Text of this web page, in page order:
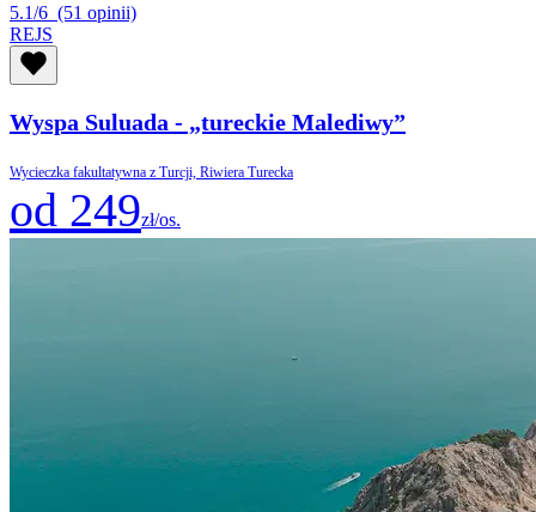
5.1/6 (51 opinii)
REJS
Wyspa Suluada - „tureckie Malediwy”
Wycieczka fakultatywna z Turcji, Riwiera Turecka
od 249zł/os.